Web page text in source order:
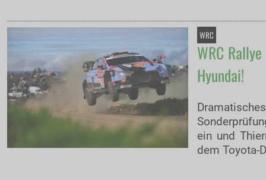
WRC
WRC
Hyundai!
ein und
dem Toyota-